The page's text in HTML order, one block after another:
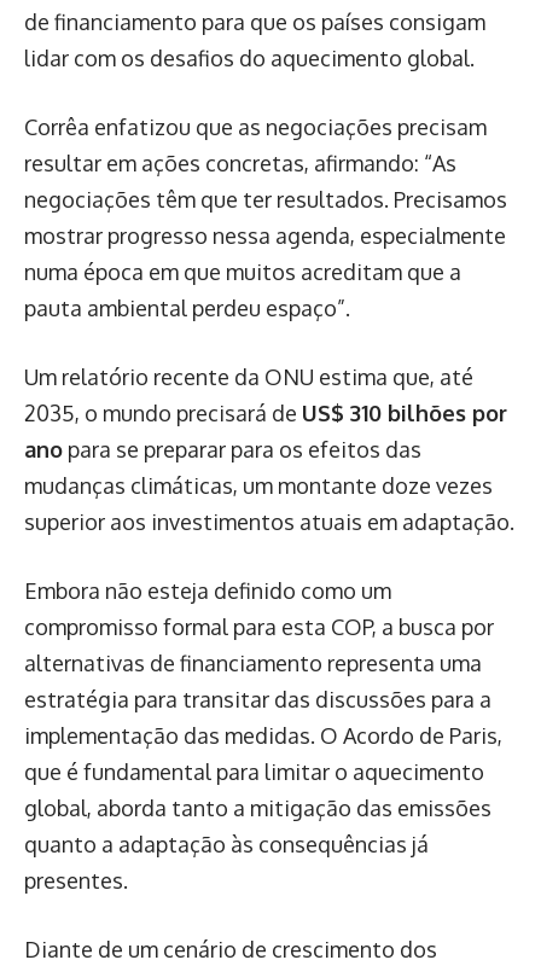
de financiamento para que os países consigam
lidar com os desafios do aquecimento global.
Corrêa enfatizou que as negociações precisam
resultar em ações concretas, afirmando: “As
negociações têm que ter resultados. Precisamos
mostrar progresso nessa agenda, especialmente
numa época em que muitos acreditam que a
pauta ambiental perdeu espaço”.
Um relatório recente da ONU estima que, até
2035, o mundo precisará de US$ 310 bilhões por
ano para se preparar para os efeitos das
mudanças climáticas, um montante doze vezes
superior aos investimentos atuais em adaptação.
Embora não esteja definido como um
compromisso formal para esta COP, a busca por
alternativas de financiamento representa uma
estratégia para transitar das discussões para a
implementação das medidas. O Acordo de Paris,
que é fundamental para limitar o aquecimento
global, aborda tanto a mitigação das emissões
quanto a adaptação às consequências já
presentes.
Diante de um cenário de crescimento dos